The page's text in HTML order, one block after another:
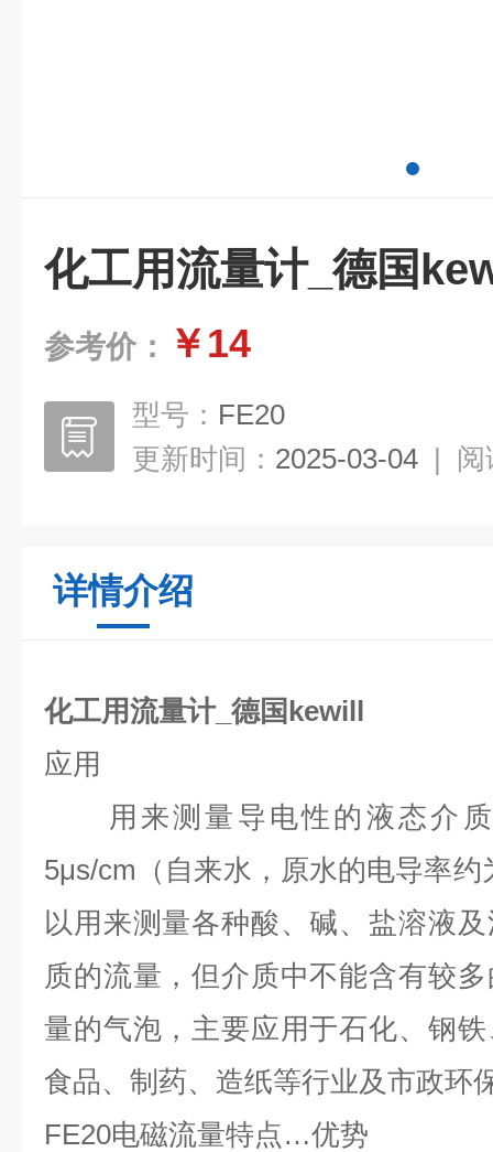
化工用流量计_德国
参考价： ￥14
型号： FE20
更新时间： 2025-03-04 | 阅
详情介绍
化工用流量计_德国kewill
应用
用来测量导电性的液态介质
5μs/cm （自来水，原水的电导率约
以用来测量各种酸、碱、盐溶液
质的流量，但介质中不能含有较
量的气泡，主要应用于石化、钢
食品、制药、造纸等行业及市政环
FE20电磁流量特点…优势